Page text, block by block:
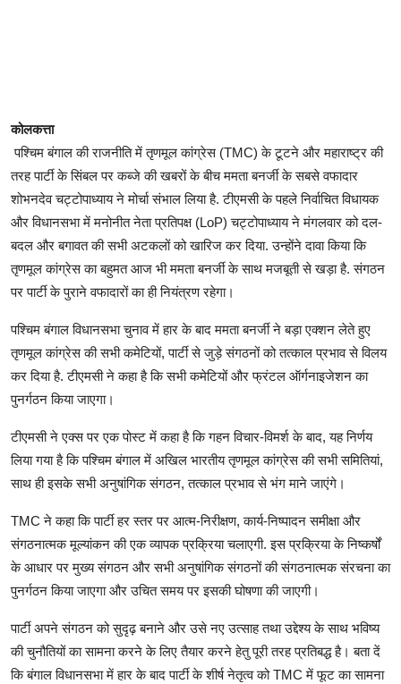
कोलकत्ता
पश्चिम बंगाल की राजनीति में तृणमूल कांग्रेस (TMC) के टूटने और महाराष्ट्र की
तरह पार्टी के सिंबल पर कब्जे की खबरों के बीच ममता बनर्जी के सबसे वफादार
शोभनदेव चट्टोपाध्याय ने मोर्चा संभाल लिया है. टीएमसी के पहले निर्वाचित विधायक
और विधानसभा में मनोनीत नेता प्रतिपक्ष (LoP) चट्टोपाध्याय ने मंगलवार को दल-
बदल और बगावत की सभी अटकलों को खारिज कर दिया. उन्होंने दावा किया कि
तृणमूल कांग्रेस का बहुमत आज भी ममता बनर्जी के साथ मजबूती से खड़ा है. संगठन
पर पार्टी के पुराने वफादारों का ही नियंत्रण रहेगा।
पश्चिम बंगाल विधानसभा चुनाव में हार के बाद ममता बनर्जी ने बड़ा एक्शन लेते हुए
तृणमूल कांग्रेस की सभी कमेटियों, पार्टी से जुड़े संगठनों को तत्काल प्रभाव से विलय
कर दिया है. टीएमसी ने कहा है कि सभी कमेटियों और फ्रंटल ऑर्गनाइजेशन का
पुनर्गठन किया जाएगा।
टीएमसी ने एक्स पर एक पोस्ट में कहा है कि गहन विचार-विमर्श के बाद, यह निर्णय
लिया गया है कि पश्चिम बंगाल में अखिल भारतीय तृणमूल कांग्रेस की सभी समितियां,
साथ ही इसके सभी अनुषांगिक संगठन, तत्काल प्रभाव से भंग माने जाएंगे।
TMC ने कहा कि पार्टी हर स्तर पर आत्म-निरीक्षण, कार्य-निष्पादन समीक्षा और
संगठनात्मक मूल्यांकन की एक व्यापक प्रक्रिया चलाएगी. इस प्रक्रिया के निष्कर्षों
के आधार पर मुख्य संगठन और सभी अनुषांगिक संगठनों की संगठनात्मक संरचना का
पुनर्गठन किया जाएगा और उचित समय पर इसकी घोषणा की जाएगी।
पार्टी अपने संगठन को सुदृढ़ बनाने और उसे नए उत्साह तथा उद्देश्य के साथ भविष्य
की चुनौतियों का सामना करने के लिए तैयार करने हेतु पूरी तरह प्रतिबद्ध है। बता दें
कि बंगाल विधानसभा में हार के बाद पार्टी के शीर्ष नेतृत्व को TMC में फूट का सामना